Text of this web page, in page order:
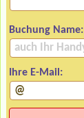
Buchung Name:
Ihre E-Mail: